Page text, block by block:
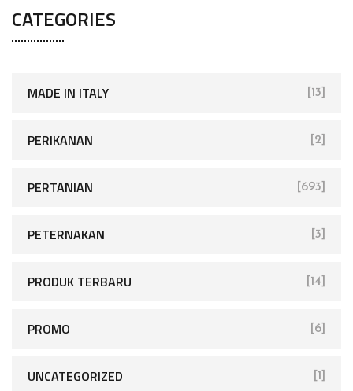
CATEGORIES
MADE IN ITALY [13]
PERIKANAN [2]
PERTANIAN [693]
PETERNAKAN [3]
PRODUK TERBARU [14]
PROMO [6]
UNCATEGORIZED [1]